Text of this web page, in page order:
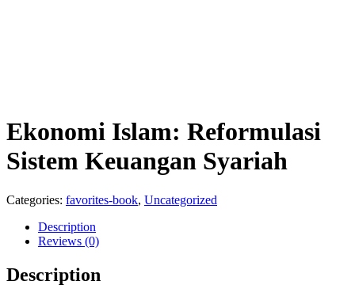
Ekonomi Islam: Reformulasi
Sistem Keuangan Syariah
Categories: favorites-book, Uncategorized
Description
Reviews (0)
Description